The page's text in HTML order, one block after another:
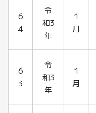
6
4
令
和3
年
1
月
6
3
令
和3
年
1
月